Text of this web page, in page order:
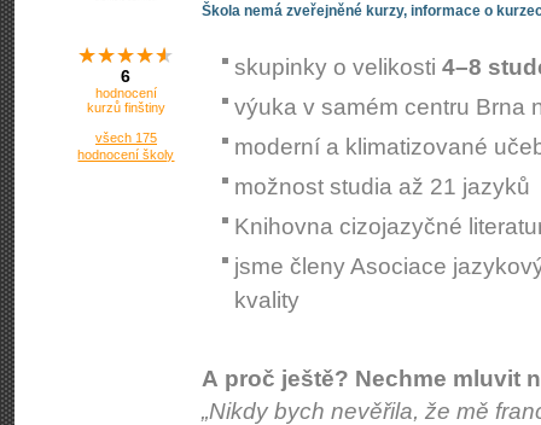
Škola nemá zveřejněné kurzy, informace o
6
hodnocení
kurzů finštiny
všech 175
hodnocení školy
skupinky o velikosti 4–8
výuka v samém centru Brna
moderní a klimatizované
možnost studia až 21 jazyků
Knihovna cizojazyčné
jsme členy Asociace
kvality
A proč ještě? Nechme mluvit
„Nikdy bych nevěřila, že mě